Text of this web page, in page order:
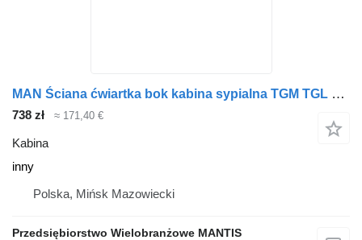
MAN Ściana ćwiartka bok kabina sypialna TGM TGL TGS inny do ciągnika siodłowego
738 zł ≈ 171,40 €
Kabina
inny
Polska, Mińsk Mazowiecki
Przedsiębiorstwo Wielobranżowe MANTIS